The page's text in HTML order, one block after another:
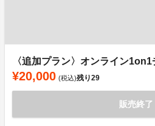
〈追加プラン〉オンライン1on1
¥20,000 (税込)残り29
販売終了